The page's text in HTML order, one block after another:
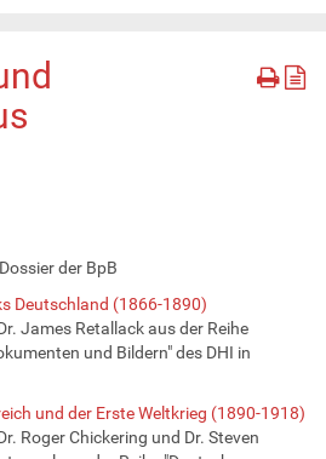
der BpB
Deutschland (1866-1890)
James Retallack aus der Reihe
und Bildern" des DHI in
und der Erste Weltkrieg (1890-1918)
Roger Chickering und Dr. Steven